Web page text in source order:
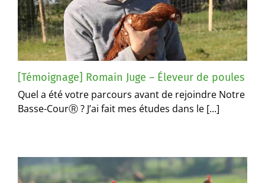
[Témoignage] Romain Juge – Éleveur de poules
Quel a été votre parcours avant de rejoindre Notre
Basse-CourⓇ ? J’ai fait mes études dans le [...]